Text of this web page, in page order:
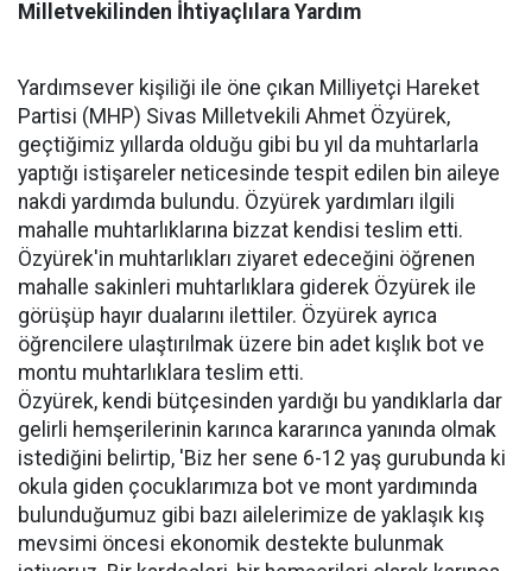
Milletvekilinden İhtiyaçlılara Yardım
Yardımsever kişiliği ile öne çıkan Milliyetçi Hareket
Partisi (MHP) Sivas Milletvekili Ahmet Özyürek,
geçtiğimiz yıllarda olduğu gibi bu yıl da muhtarlarla
yaptığı istişareler neticesinde tespit edilen bin aileye
nakdi yardımda bulundu. Özyürek yardımları ilgili
mahalle muhtarlıklarına bizzat kendisi teslim etti.
Özyürek'in muhtarlıkları ziyaret edeceğini öğrenen
mahalle sakinleri muhtarlıklara giderek Özyürek ile
görüşüp hayır dualarını ilettiler. Özyürek ayrıca
öğrencilere ulaştırılmak üzere bin adet kışlık bot ve
montu muhtarlıklara teslim etti.
Özyürek, kendi bütçesinden yardığı bu yandıklarla dar
gelirli hemşerilerinin karınca kararınca yanında olmak
istediğini belirtip, 'Biz her sene 6-12 yaş gurubunda ki
okula giden çocuklarımıza bot ve mont yardımında
bulunduğumuz gibi bazı ailelerimize de yaklaşık kış
mevsimi öncesi ekonomik destekte bulunmak